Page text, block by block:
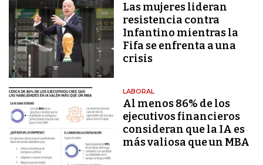
Las mujeres lideran
resistencia contra
Infantino mientras la
Fifa se enfrenta a una
crisis
LABORAL
Al menos 86% de los
ejecutivos financieros
consideran que la IA es
más valiosa que un MBA